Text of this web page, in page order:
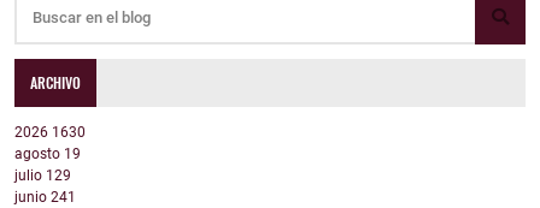
ARCHIVO
2026 1630
agosto 19
julio 129
junio 241